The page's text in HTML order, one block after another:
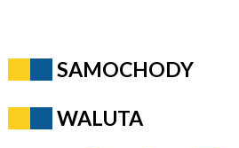
SAMOCHODY
WALUTA